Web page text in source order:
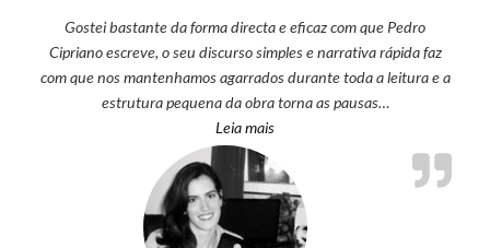
Gostei bastante da forma directa e eficaz com que Pedro
Cipriano escreve, o seu discurso simples e narrativa rápida faz
com que nos mantenhamos agarrados durante toda a leitura e a
estrutura pequena da obra torna as pausas…
Leia mais“Patrícia Morais”